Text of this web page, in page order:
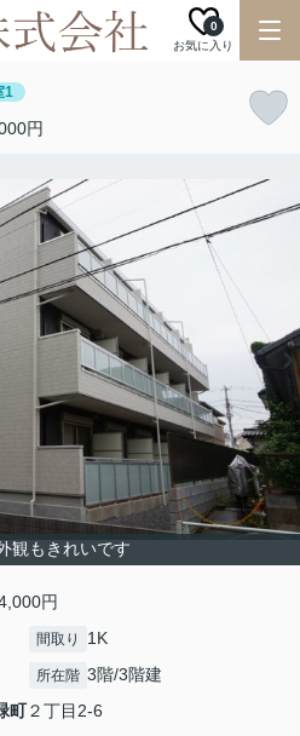
お気に入り
0
1
円
観もきれいです
円
間取り 1K
所在階 3階/3階建
町２丁目2-6